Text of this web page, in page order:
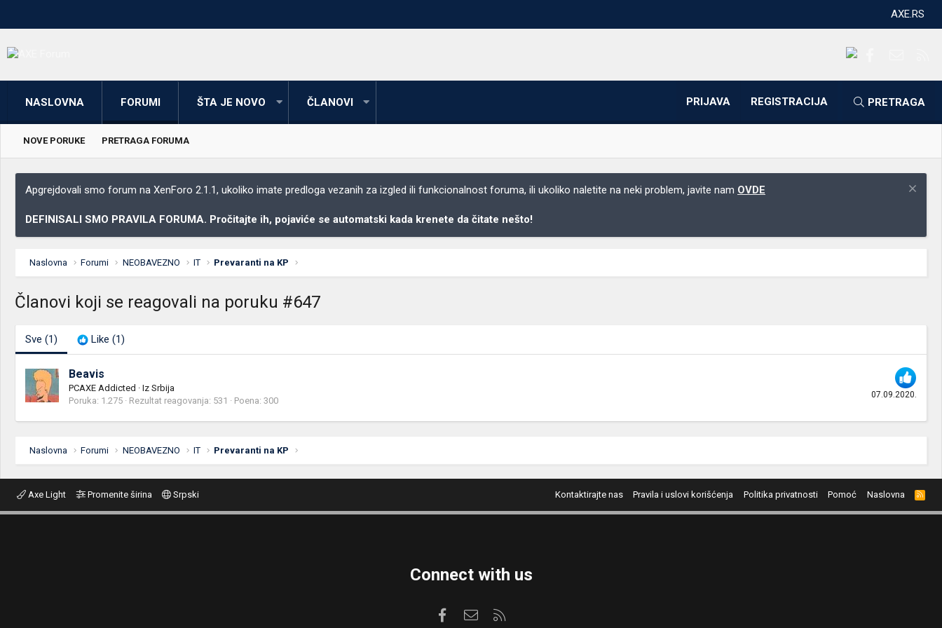
AXE.RS
NASLOVNA FORUMI ŠTA JE NOVO ČLANOVI PRIJAVA REGISTRACIJA PRETRAGA
NOVE PORUKE PRETRAGA FORUMA
Apgrejdovali smo forum na XenForo 2.1.1, ukoliko imate predloga vezanih za izgled ili funkcionalnost foruma, ili ukoliko naletite na neki problem, javite nam OVDE
DEFINISALI SMO PRAVILA FORUMA. Pročitajte ih, pojaviće se automatski kada krenete da čitate nešto!
Naslovna Forumi NEOBAVEZNO IT Prevaranti na KP
Članovi koji se reagovali na poruku #647
Sve (1) Like (1)
07.09.2020.
Beavis
PCAXE Addicted · Iz Srbija
Poruka 1.275 Rezultat reagovanja 531 Poena 300
Naslovna Forumi NEOBAVEZNO IT Prevaranti na KP
Axe Light Promenite širina Srpski Kontaktirajte nas Pravila i uslovi korišćenja Politika privatnosti Pomoć Naslovna
R
S
S
Connect with us
FacebookKontaktirajte nas